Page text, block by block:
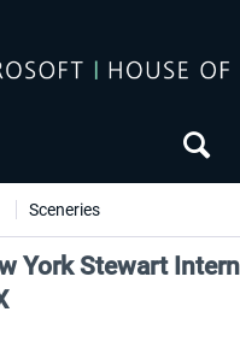
Sceneries
York Stewart